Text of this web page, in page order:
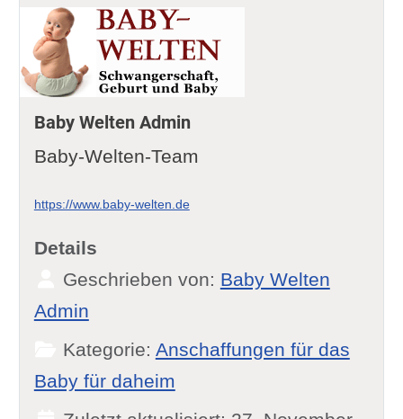
Baby Welten Admin
Baby-Welten-Team
https://www.baby-welten.de
Details
Geschrieben von: Baby Welten
Admin
Kategorie: Anschaffungen für das
Baby für daheim